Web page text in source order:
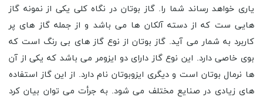
یاری خواهد رساند شما را. گاز بوتان در نگاه کلی یکی از نمونه گاز
هایی ست که از دسته آلکان ها می باشد و از جمله گاز های پر
کاربرد به شمار می آید. گاز بوتان از نوع گاز های بی رنگ است که
بوی خاصی دارد. این نوع گاز دارای دو ایزومر می باشد که یکی از آن
ها نرمال بوتان است و دیگری ایزوبوتان نام دارد. از این گاز استفاده
های زیادی در صنایع مختلف می شود. به جرأت می توان بیان کرد